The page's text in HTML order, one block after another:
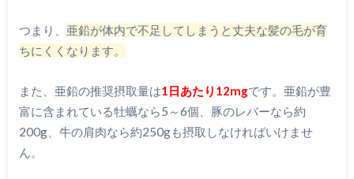
つまり、 亜鉛が体内で不足してしまうと丈夫な髪の毛が育
ちにくくなります。
また、亜鉛の推奨摂取量は1日あたり12mgです。亜鉛が豊
富に含まれている牡蠣なら5～6個、豚のレバーなら約
200g、牛の肩肉なら約250gも摂取しなければいけませ
ん。